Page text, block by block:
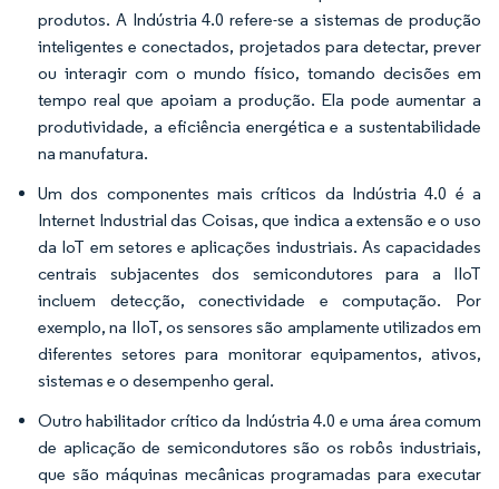
produtos. A Indústria 4.0 refere-se a sistemas de produção
inteligentes e conectados, projetados para detectar, prever
ou interagir com o mundo físico, tomando decisões em
tempo real que apoiam a produção. Ela pode aumentar a
produtividade, a eficiência energética e a sustentabilidade
na manufatura.
Um dos componentes mais críticos da Indústria 4.0 é a
Internet Industrial das Coisas, que indica a extensão e o uso
da IoT em setores e aplicações industriais. As capacidades
centrais subjacentes dos semicondutores para a IIoT
incluem detecção, conectividade e computação. Por
exemplo, na IIoT, os sensores são amplamente utilizados em
diferentes setores para monitorar equipamentos, ativos,
sistemas e o desempenho geral.
Outro habilitador crítico da Indústria 4.0 e uma área comum
de aplicação de semicondutores são os robôs industriais,
que são máquinas mecânicas programadas para executar